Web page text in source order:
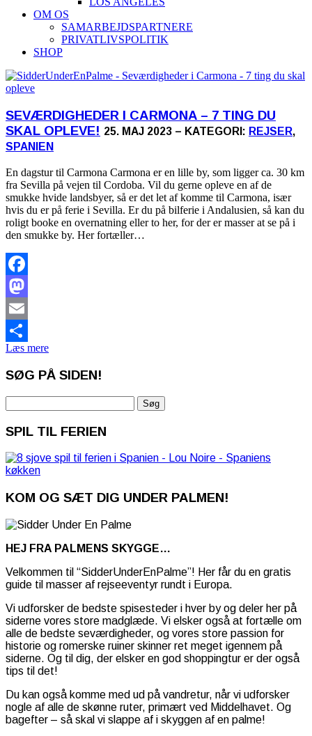
OM OS
SAMARBEJDSPARTNERE
PRIVATLIVSPOLITIK
SHOP
SEVÆRDIGHEDER I CARMONA – 7 TING DU
SKAL OPLEVE! 25. MAJ 2023 – KATEGORI: REJSER,
SPANIEN
En dagstur til Carmona Carmona er en lille by, som ligger ca. 30 km
fra Sevilla på vejen til Cordoba. Vil du gerne opleve en af de
smukke hvide landsbyer, så er det let af komme til Carmona, især
hvis du er på ferie i Sevilla. Er du på bilferie i Andalusien, så kan du
roligt booke en overnatning eller to her, for der er masser at se på i
den smukke by. Her fortæller…
Facebook
Mastodon
Email
Share
Læs mere
SØG PÅ SIDEN!
efter:
SPIL TIL FERIEN
KOM OG SÆT DIG UNDER PALMEN!
HEJ FRA PALMENS SKYGGE…
Velkommen til “SidderUnderEnPalme”! Her får du en gratis
guide til masser af rejseeventyr rundt i Europa.
Vi udforsker de bedste spisesteder i hver by og deler her på
siderne vores store madglæde. Vi elsker også at fortælle om
alle de bedste seværdigheder, og vores store passion for
historie og romerske ruiner skinner ret meget igennem på
siderne. Og til dig, der elsker en god shoppingtur er der også
tips til det!
Du kan også komme med ud på vandretur, når vi udforsker
nogle af alle de skønne ruter, primært ved Middelhavet. Og
bagefter – så skal vi slappe af i skyggen af en palme!